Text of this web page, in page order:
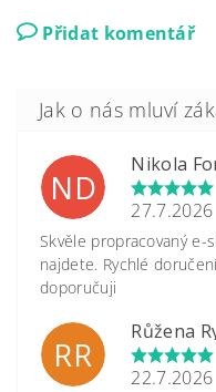
Přidat komentář
ND
Nikola
27.7.2026
Skvěle propracovaný
najdete. Rychlé
doporučuji
RR
Růžena
22.7.2026